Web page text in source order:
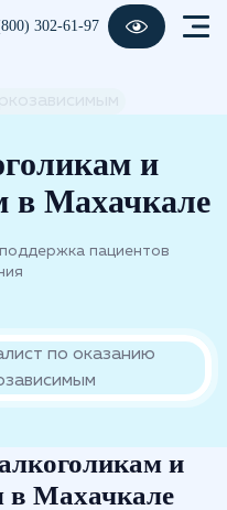
302-61-97
и
в Махачкале
пациентов
и
в Махачкале